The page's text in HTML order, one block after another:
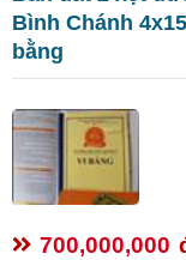
Bình Chánh
bằng
700,000,000